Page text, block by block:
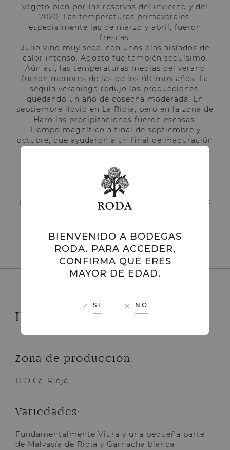
vegetó bien por las reservas del invierno y del
2020. Las temperaturas primaverales,
especialmente las de marzo y abril, fueron
frescas.
Julio vino muy seco, con unos días aislados de
calor intenso. Agosto fue también sequísimo.
Aún así, las temperaturas medias del verano
fueron menores de las de los últimos años. La
sequía veraniega redujo las producciones,
quedando un año de cosecha moderada. En
septiembre llovió en La Rioja, pero en la zona de
Haro las precipitaciones fueron escasas.
Tiempo magnífico a final de septiembre y
octubre, que ayudaron a un final de maduración
septiembre y finalizó el 20 de octubre. Se
recogieron 456 mm. en el ciclo vegetativo y la
integral térmica fue menor que los años
precedentes. El resultado final fue una cosecha
excelente en Bodegas RODA.
INFORMACIÓN TÉCNICA
Zona de producción:
D.O.Ca. Rioja
Variedades:
Fundamentalmente Viura y una pequeña parte
de Malvasía de Rioja y Garnacha blanca
BIENVENIDO A BODEGAS
RODA. PARA ACCEDER,
CONFIRMA QUE ERES
MAYOR DE EDAD.
SI NO